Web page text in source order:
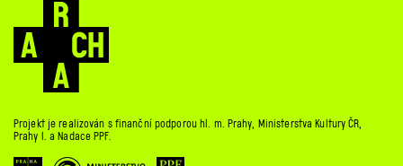
Projekt je realizován s finanční podporou hl. m. Prahy, Ministerstva Kultury ČR,
Prahy 1. a Nadace PPF.